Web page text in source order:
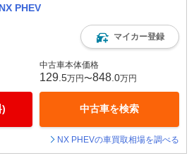
PHEV
マイカー登録
)
中古車本体価格
129 .5万円〜848 .0万円
中古車を検索
NX PHEVの車買取相場を調べる